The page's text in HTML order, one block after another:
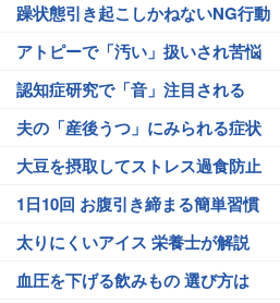
躁状態引き起こしかねないNG行動
アトピーで「汚い」扱いされ苦悩
認知症研究で「音」注目される
夫の「産後うつ」にみられる症状
大豆を摂取してストレス過食防止
1日10回 お腹引き締まる簡単習慣
太りにくいアイス 栄養士が解説
血圧を下げる飲みもの 選び方は